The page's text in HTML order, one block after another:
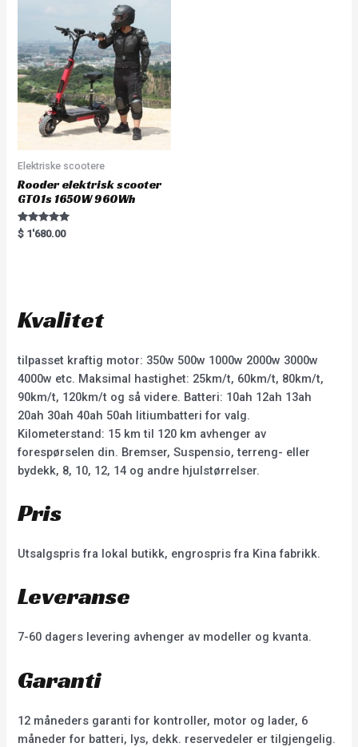
Elektriske scootere
Rooder elektrisk scooter
GT01s 1650W 960Wh
Rated
5.00
$ 1'680.00
Kvalitet
tilpasset kraftig motor: 350w 500w 1000w 2000w 3000w
4000w etc. Maksimal hastighet: 25km/t, 60km/t, 80km/t,
90km/t, 120km/t og så videre. Batteri: 10ah 12ah 13ah
20ah 30ah 40ah 50ah litiumbatteri for valg.
Kilometerstand: 15 km til 120 km avhenger av
forespørselen din. Bremser, Suspensio, terreng- eller
bydekk, 8, 10, 12, 14 og andre hjulstørrelser.
Pris
Utsalgspris fra lokal butikk, engrospris fra Kina fabrikk.
Leveranse
7-60 dagers levering avhenger av modeller og kvanta.
Garanti
12 måneders garanti for kontroller, motor og lader, 6
måneder for batteri, lys, dekk. reservedeler er tilgjengelig.